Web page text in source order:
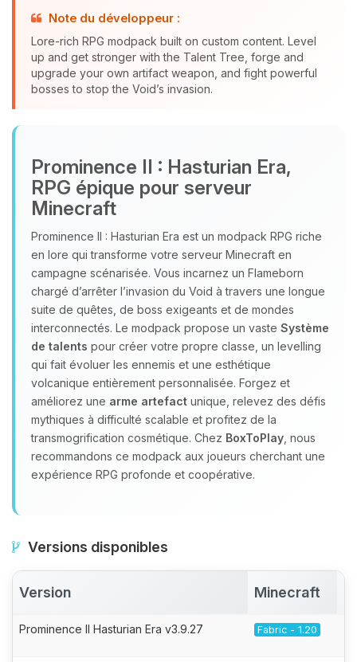
Note du développeur :
Lore-rich RPG modpack built on custom content. Level
up and get stronger with the Talent Tree, forge and
upgrade your own artifact weapon, and fight powerful
bosses to stop the Void’s invasion.
Prominence II : Hasturian Era,
RPG épique pour serveur
Minecraft
Prominence II : Hasturian Era est un modpack RPG riche
en lore qui transforme votre serveur Minecraft en
campagne scénarisée. Vous incarnez un Flameborn
chargé d’arrêter l’invasion du Void à travers une longue
suite de quêtes, de boss exigeants et de mondes
interconnectés. Le modpack propose un vaste Système
de talents pour créer votre propre classe, un levelling
qui fait évoluer les ennemis et une esthétique
volcanique entièrement personnalisée. Forgez et
améliorez une arme artefact unique, relevez des défis
mythiques à difficulté scalable et profitez de la
transmogrification cosmétique. Chez BoxToPlay , nous
recommandons ce modpack aux joueurs cherchant une
expérience RPG profonde et coopérative.
Versions disponibles
Version Minecraft
Prominence II Hasturian Era v3.9.27 Fabric - 1.20
assistant BoxToPlay. Dis-moi ce dont
tu as besoin et je vais remuer mes
petits circuits pour t’aider.